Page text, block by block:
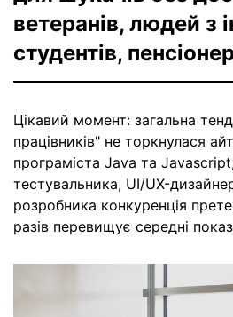
ветеранів, людей з
студентів,
Цікавий момент: загальна
працівників" не торкнулася
програміста Java та
тестувальника, UI/UX-
розробника конкуренція
разів перевищує середні